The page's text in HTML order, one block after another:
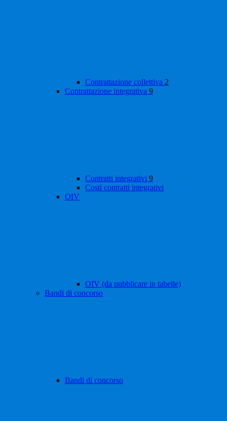
Contrattazione collettiva 2
Contrattazione integrativa 9
Contratti integrativi 9
Costi contratti integrativi
OIV
OIV (da pubblicare in tabelle)
Bandi di concorso
Bandi di concorso